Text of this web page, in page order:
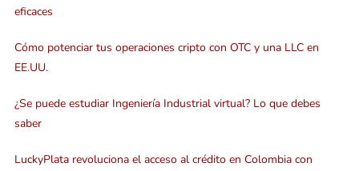
eficaces
Cómo potenciar tus operaciones cripto con OTC y una LLC en
EE.UU.
¿Se puede estudiar Ingeniería Industrial virtual? Lo que debes
saber
LuckyPlata revoluciona el acceso al crédito en Colombia con